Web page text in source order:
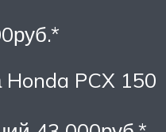
PCX 150